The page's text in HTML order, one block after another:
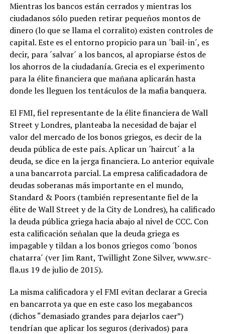
Mientras los bancos están cerrados y mientras los
ciudadanos sólo pueden retirar pequeños montos de
dinero (lo que se llama el corralito) existen controles de
capital. Este es el entorno propicio para un ´bail-in´, es
decir, para ´salvar´ a los bancos, al apropiarse éstos de
los ahorros de la ciudadanía. Grecia es el experimento
para la élite financiera que mañana aplicarán hasta
donde les lleguen los tentáculos de la mafia banquera.
El FMI, fiel representante de la élite financiera de Wall
Street y Londres, planteaba la necesidad de bajar el
valor del mercado de los bonos griegos, es decir de la
deuda pública de este país. Aplicar un ´haircut´ a la
deuda, se dice en la jerga financiera. Lo anterior equivale
a una bancarrota parcial. La empresa calificadadora de
deudas soberanas más importante en el mundo,
Standard & Poors (también representante fiel de la
élite de Wall Street y de la City de Londres), ha calificado
la deuda pública griega hacia abajo al nivel de CCC. Con
esta calificación señalan que la deuda griega es
impagable y tildan a los bonos griegos como ´bonos
chatarra´ (ver Jim Rant, Twillight Zone Silver, www.src-
fla.us 19 de julio de 2015).
La misma calificadora y el FMI evitan declarar a Grecia
en bancarrota ya que en este caso los megabancos
(dichos “demasiado grandes para dejarlos caer”)
tendrían que aplicar los seguros (derivados) para